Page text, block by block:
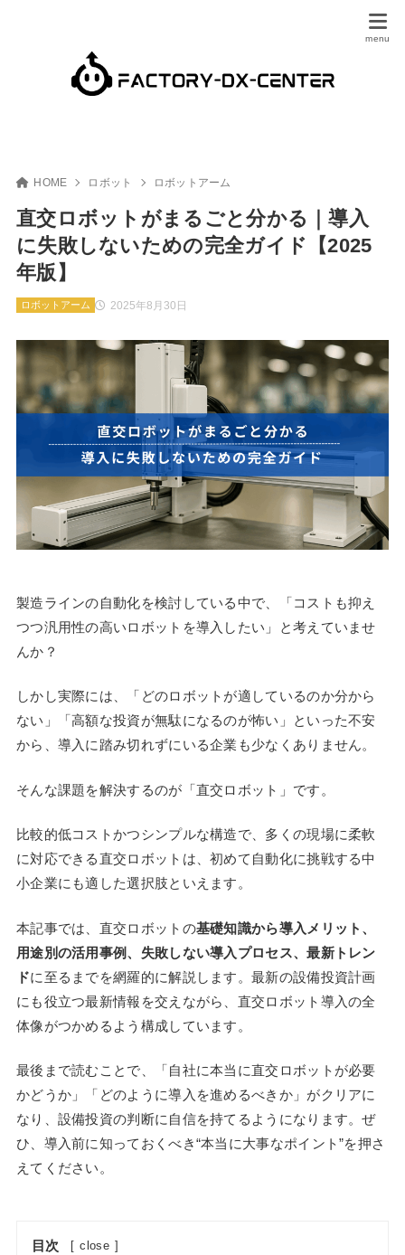
HOME ロボット ロボットアーム
直交ロボットがまるごと分かる｜導入
に失敗しないための完全ガイド【2025
年版】
2025年8月30日
ロボットアーム
製造ラインの自動化を検討している中で、「コストも抑え
つつ汎用性の高いロボットを導入したい」と考えていませ
んか？
しかし実際には、「どのロボットが適しているのか分から
ない」「高額な投資が無駄になるのが怖い」といった不安
から、導入に踏み切れずにいる企業も少なくありません。
そんな課題を解決するのが「直交ロボット」です。
比較的低コストかつシンプルな構造で、多くの現場に柔軟
に対応できる直交ロボットは、初めて自動化に挑戦する中
小企業にも適した選択肢といえます。
本記事では、直交ロボットの基礎知識から導入メリット、
用途別の活用事例、失敗しない導入プロセス、最新トレン
ドに至るまでを網羅的に解説します。最新の設備投資計画
にも役立つ最新情報を交えながら、直交ロボット導入の全
体像がつかめるよう構成しています。
最後まで読むことで、「自社に本当に直交ロボットが必要
かどうか」「どのように導入を進めるべきか」がクリアに
なり、設備投資の判断に自信を持てるようになります。ぜ
ひ、導入前に知っておくべき“本当に大事なポイント”を押さ
えてください。
目次 [ close ]